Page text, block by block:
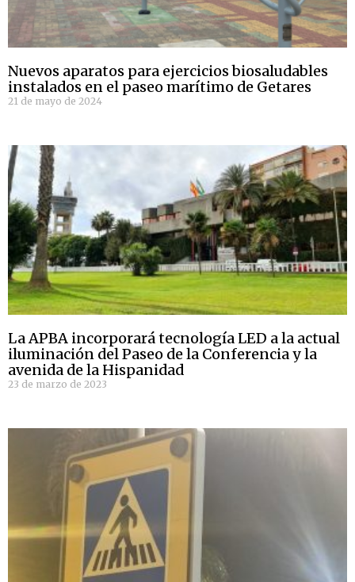
Nuevos aparatos para ejercicios biosaludables
instalados en el paseo marítimo de Getares
21 de mayo de 2024
La APBA incorporará tecnología LED a la actual
iluminación del Paseo de la Conferencia y la
avenida de la Hispanidad
23 de marzo de 2023